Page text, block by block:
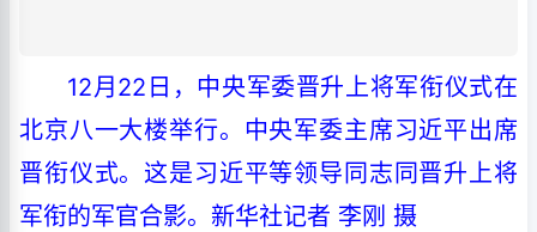
12月22日，中央军委晋升上将军衔仪式在
北京八一大楼举行。中央军委主席习近平出席
晋衔仪式。这是习近平等领导同志同晋升上将
军衔的军官合影。新华社记者 李刚 摄